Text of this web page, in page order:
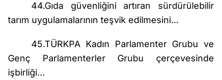
44.Gıda güvenliğini artıran sürdürülebilir
tarım uygulamalarının teşvik edilmesini…
45.TÜRKPA Kadın Parlamenter Grubu ve
Genç Parlamenterler Grubu çerçevesinde
işbirliği…